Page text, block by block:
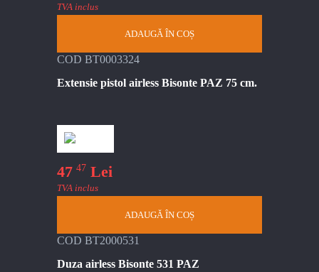
TVA inclus
ADAUGĂ ÎN COȘ
COD BT0003324
Extensie pistol airless Bisonte PAZ 75 cm.
47 47 Lei
TVA inclus
ADAUGĂ ÎN COȘ
COD BT2000531
Duza airless Bisonte 531 PAZ